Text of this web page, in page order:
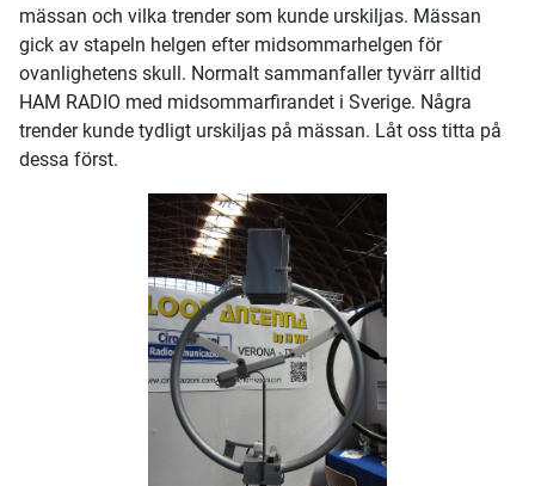
mässan och vilka trender som kunde urskiljas. Mässan
gick av stapeln helgen efter midsommarhelgen för
ovanlighetens skull. Normalt sammanfaller tyvärr alltid
HAM RADIO med midsommarfirandet i Sverige. Några
trender kunde tydligt urskiljas på mässan. Låt oss titta på
dessa först.